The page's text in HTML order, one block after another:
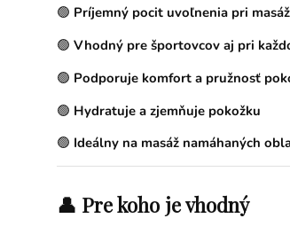
🟢 Príjemný pocit uvoľnenia pri
🟢 Vhodný pre športovcov aj pri
🟢 Podporuje komfort a pružnosť
🟢 Hydratuje a zjemňuje pokožku
🟢 Ideálny na masáž namáhaných
👤 Pre koho je vhodný